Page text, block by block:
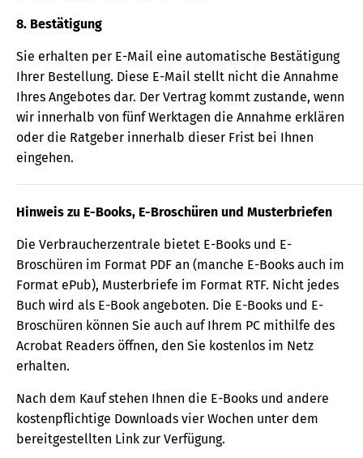
8. Bestätigung
Sie erhalten per E-Mail eine automatische Bestätigung
Ihrer Bestellung. Diese E-Mail stellt nicht die Annahme
Ihres Angebotes dar. Der Vertrag kommt zustande, wenn
wir innerhalb von fünf Werktagen die Annahme erklären
oder die Ratgeber innerhalb dieser Frist bei Ihnen
eingehen.
Hinweis zu E-Books, E-Broschüren und Musterbriefen
Die Verbraucherzentrale bietet E-Books und E-
Broschüren im Format PDF an (manche E-Books auch im
Format ePub), Musterbriefe im Format RTF. Nicht jedes
Buch wird als E-Book angeboten. Die E-Books und E-
Broschüren können Sie auch auf Ihrem PC mithilfe des
Acrobat Readers öffnen, den Sie kostenlos im Netz
erhalten.
Nach dem Kauf stehen Ihnen die E-Books und andere
kostenpflichtige Downloads vier Wochen unter dem
bereitgestellten Link zur Verfügung.